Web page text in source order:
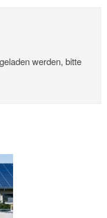
werden, bitte